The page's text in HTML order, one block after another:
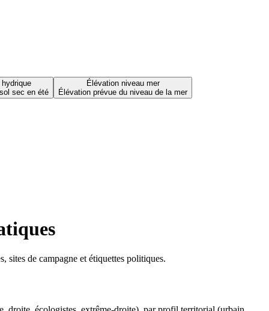
sec en été
Élévation niveau mer
Élévation prévue du niveau de la mer
sites de campagne et étiquettes politiques.